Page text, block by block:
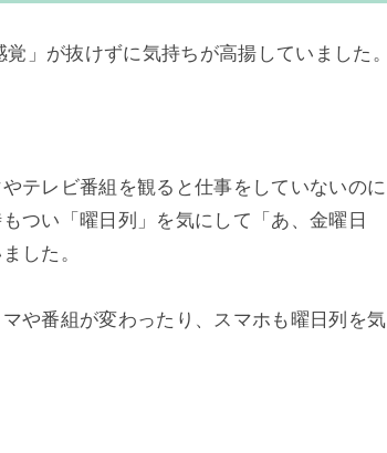
」が抜けずに気持ちが高揚していました。
やテレビ番組を観ると仕事をしていないのに
つい「 曜日列」を気にして「あ、金曜日
した。
マや番組が変わったり、スマホも曜日列を気